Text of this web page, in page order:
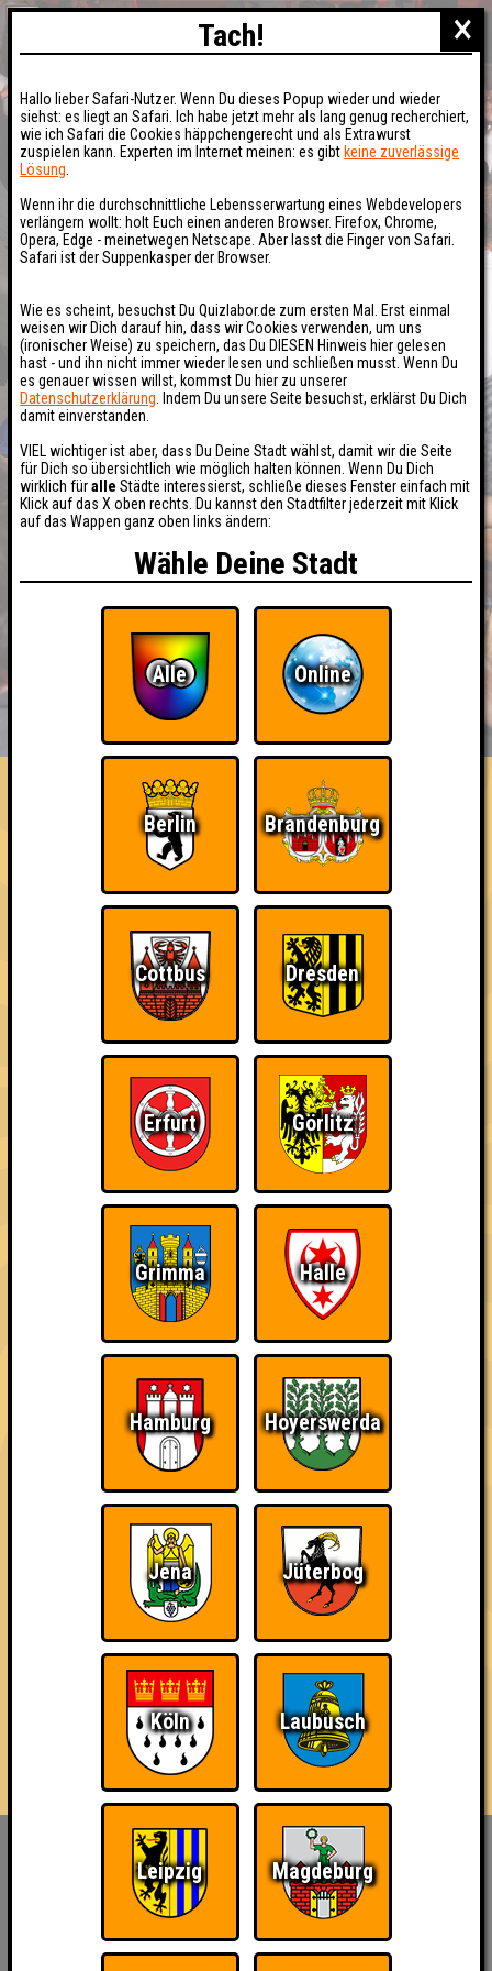
HIGHSCORE RESERVIERUNG
FAQ ÜBER UNS
Ich war da, vor 3000 Jahren
Nehmt an 400 Quizlaboren teil
~ Noch nicht erreicht ~
14.07.2022vonohne Smartphone aufgeschmissen
von
Stammwürze
18.06.2026vondie Bräutinnen des Reanimators
Inhaber & Geschäftsführer:
Georg Martin // Quizlabor
Sandower Straße 56
info@quizlabor.de
×
Tach!
Hallo lieber Safari-Nutzer. Wenn Du dieses Popup wieder und wieder
siehst: es liegt an Safari. Ich habe jetzt mehr als lang genug recherchiert,
wie ich Safari die Cookies häppchengerecht und als Extrawurst
zuspielen kann. Experten im Internet meinen: es gibt keine zuverlässige
Lösung
Wenn ihr die durchschnittliche Lebensserwartung eines Webdevelopers
verlängern wollt: holt Euch einen anderen Browser. Firefox, Chrome,
Opera, Edge - meinetwegen Netscape. Aber lasst die Finger von Safari.
Safari ist der Suppenkasper der Browser.
Wie es scheint, besuchst Du Quizlabor.de zum ersten Mal. Erst einmal
weisen wir Dich darauf hin, dass wir Cookies verwenden, um uns
(ironischer Weise) zu speichern, das Du DIESEN Hinweis hier gelesen
hast - und ihn nicht immer wieder lesen und schließen musst. Wenn Du
es genauer wissen willst, kommst Du hier zu unserer
Datenschutzerklärung . Indem Du unsere Seite besuchst, erklärst Du Dich
damit einverstanden.
VIEL wichtiger ist aber, dass Du Deine Stadt wählst, damit wir die Seite
für Dich so übersichtlich wie möglich halten können. Wenn Du Dich
wirklich füralle Städte interessierst, schließe dieses Fenster einfach mit
Klick auf das X oben rechts. Du kannst den Stadtfilter jederzeit mit Klick
auf das Wappen ganz oben links ändern:
Wähle Deine Stadt
Alle Online
Berlin Brandenburg
Cottbus Dresden
Erfurt Görlitz
Grimma Halle
Hamburg Hoyerswerda
Jena Jüterbog
Köln Laubusch
Leipzig Magdeburg